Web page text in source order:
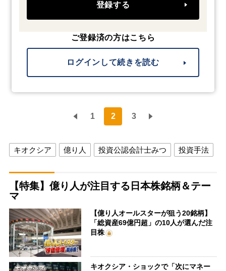
登録する
ご登録済の方はこちら
ログインして続きを読む
1 2 3
キオクシア 億り人 投資公認会計士みつ 投資手法
【特集】億り人が注目する日本株銘柄＆テー
マ
【億り人オールスターが狙う20銘柄】
「総資産69億円超」の10人が選んだ注
目株
キオクシア・ショックで「次にマネー